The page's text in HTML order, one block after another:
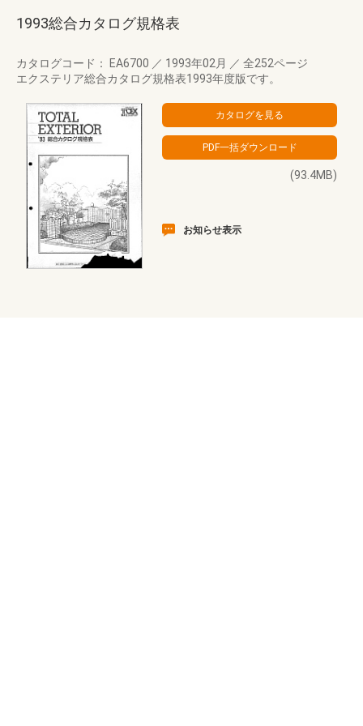
1993総合カタログ規格表
カタログコード： EA6700 ／ 1993年02月 ／ 全252ページ
エクステリア総合カタログ規格表1993年度版です。
(93.4MB)
お知らせ表示